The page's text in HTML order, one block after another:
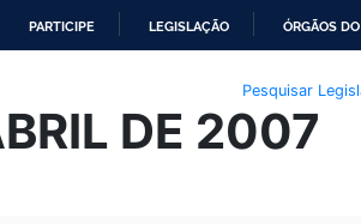
PARTICIPE LEGISLAÇÃO ÓRGÃOS
Pesquisar
DE 2007